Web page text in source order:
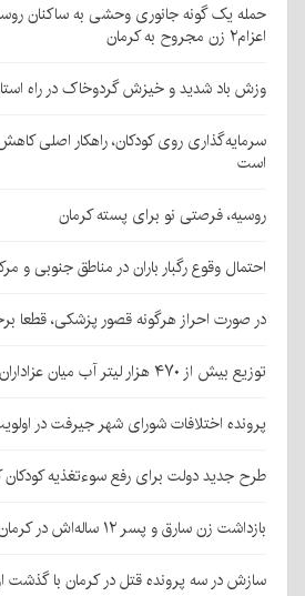
حمله یک گونه جانوری وحشی به ساکنان
اعزام۲ زن مجروح به کرمان
وزش باد شدید و خیزش گردوخاک در راه
سرمایه‌گذاری روی کودکان، راهکار اصلی
است
روسیه، فرصتی نو برای پسته کرمان
احتمال وقوع رگبار باران در مناطق جنوبی و
در صورت احراز هرگونه قصور پزشکی، قطعا
توزیع بیش از ۴۷۰ هزار لیتر آب میان عزاداران جامانده اربعین در کرمان
پرونده اختلافات شورای شهر جیرفت در
طرح جدید دولت برای رفع سوءتغذیه کودکان
بازداشت زن سارق و پسر ۱۲ ساله‌اش در کرمان
سازش در سه پرونده قتل در کرمان با گذشت